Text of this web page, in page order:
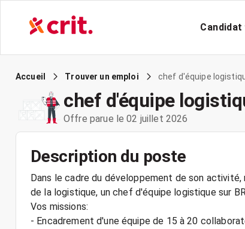
Candidat
Accueil Trouver un emploi chef d'équipe
chef d'équipe
Offre parue le 02 juillet 2026
Description du poste
Dans le cadre du développement de son
de la logistique, un chef d'équipe logistique sur
Vos missions:
- Encadrement d'une équipe de 15 à 20